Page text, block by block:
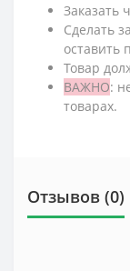
Заказать
Сделать
оставить
Товар
ВАЖНО:
товарах.
Отзывов (0)